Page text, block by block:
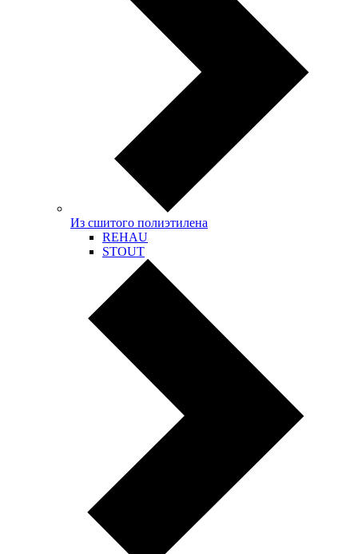
Из сшитого полиэтилена
REHAU
STOUT